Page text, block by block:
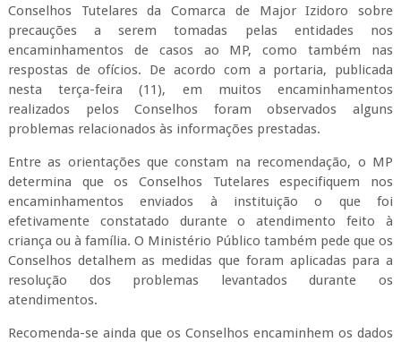
Conselhos Tutelares da Comarca de Major Izidoro sobre
precauções a serem tomadas pelas entidades nos
encaminhamentos de casos ao MP, como também nas
respostas de ofícios. De acordo com a portaria, publicada
nesta terça-feira (11), em muitos encaminhamentos
realizados pelos Conselhos foram observados alguns
problemas relacionados às informações prestadas.
Entre as orientações que constam na recomendação, o MP
determina que os Conselhos Tutelares especifiquem nos
encaminhamentos enviados à instituição o que foi
efetivamente constatado durante o atendimento feito à
criança ou à família. O Ministério Público também pede que os
Conselhos detalhem as medidas que foram aplicadas para a
resolução dos problemas levantados durante os
atendimentos.
Recomenda-se ainda que os Conselhos encaminhem os dados